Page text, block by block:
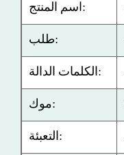
اسم المنتج:
طلب:
الكلمات الدالة:
موك:
التعبئة: